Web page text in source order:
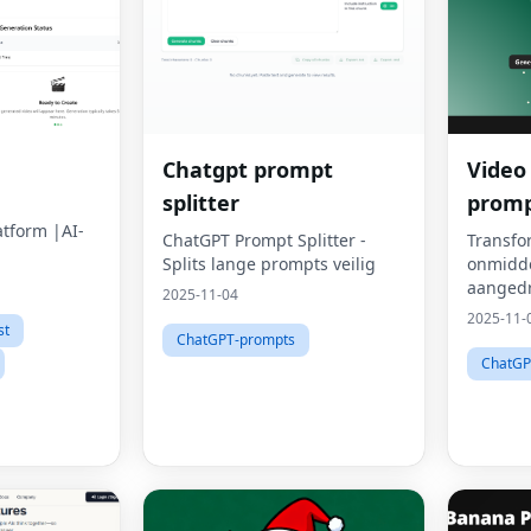
|AI-
Chatgpt prompt
splitter
ChatGPT Prompt Splitter -
Splits lange prompts veilig
2025-11-04
ChatGPT-prompts
2025-11-